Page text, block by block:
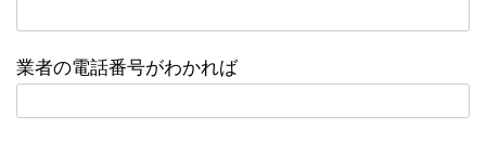
業者の電話番号がわかれば